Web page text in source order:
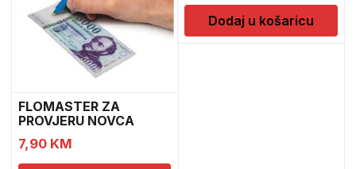
FLOMASTER ZA
PROVJERU NOVCA
SAFESCAN 30
7,90 KM
Dodaj u košaricu